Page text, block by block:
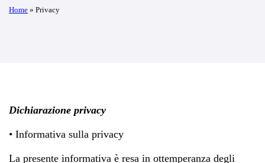
Home » Privacy
Dichiarazione privacy
• Informativa sulla privacy
La presente informativa è resa in ottemperanza degli